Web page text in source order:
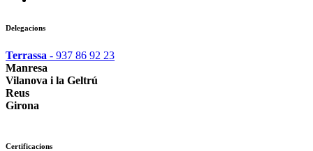
Delegacions
Terrassa - 937 86 92 23
Manresa
Vilanova i la Geltrú
Reus
Girona
Certificacions